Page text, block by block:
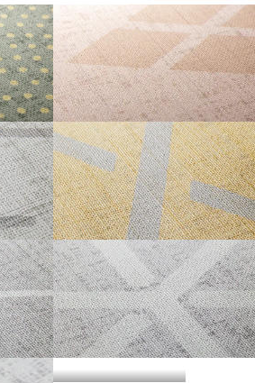
ンド」もしくは、「ウォールボンド100」です。
950mm×47m（有効巾900mm・m切売り）
NM-5450
MFN-3734
いて |
以上の商品はリピートレスタイプです。
ご注文の際は、必ずRepeat Imageをご確認いた
。
数量は、本売り(W900mmxH2700mm/本)となり
井へのリピートサイズの調整をご希望の場合
屋外での使用はお避けください。天井や間接照
立つ場所にご使用になる場合は、ご注意下さ
について |
、要尺が無地系の商品よりも多くなりますので
見本帳の「リピート」表示を参考に柄合わせし
材質 普通紙＋ポリ塩化
不燃
ード※② 不燃
※③ 準不燃
-
-
ード※② -
※③ -
で使用できる代表的な下地基材は以下のものに
厚さが5mm以上の繊維混入ケイ酸カルシウム
TAKEDABISHI
KAGOME